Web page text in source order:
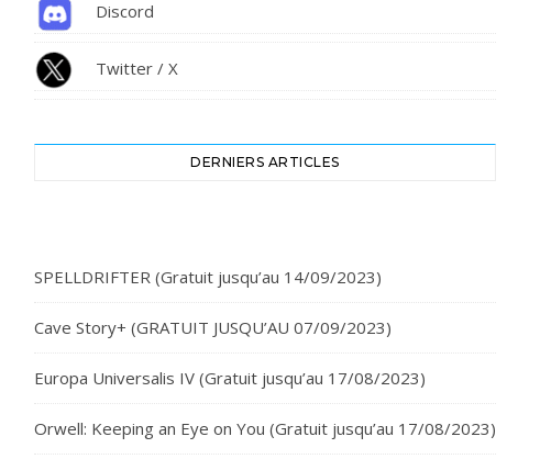
Discord
Twitter / X
DERNIERS ARTICLES
SPELLDRIFTER (Gratuit jusqu’au 14/09/2023)
Cave Story+ (GRATUIT JUSQU’AU 07/09/2023)
Europa Universalis IV (Gratuit jusqu’au 17/08/2023)
Orwell: Keeping an Eye on You (Gratuit jusqu’au 17/08/2023)